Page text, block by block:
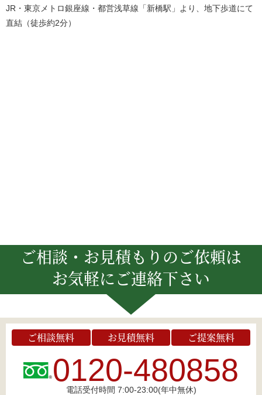
JR・東京メトロ銀座線・都営浅草線「新橋駅」より、地下歩道にて
直結（徒歩約2分）
ご相談・お見積もりのご依頼は
お気軽にご連絡下さい
ご相談無料 お見積無料 ご提案無料
0120-480858
電話受付時間 7:00-23:00(年中無休)